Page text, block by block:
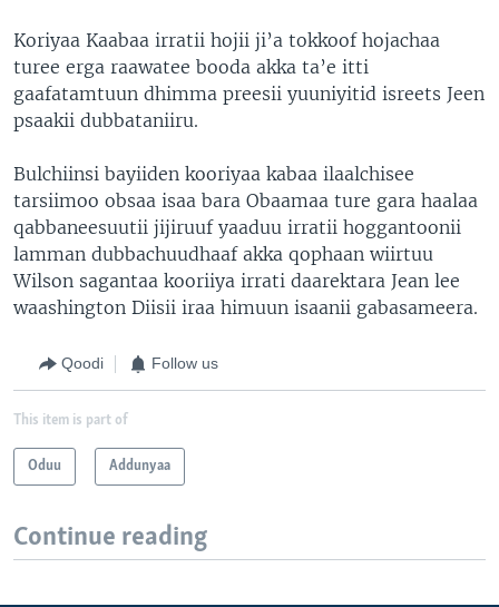
Koriyaa Kaabaa irratii hojii ji’a tokkoof hojachaa
turee erga raawatee booda akka ta’e itti
gaafatamtuun dhimma preesii yuuniyitid isreets Jeen
psaakii dubbataniiru.
Bulchiinsi bayiiden kooriyaa kabaa ilaalchisee
tarsiimoo obsaa isaa bara Obaamaa ture gara haalaa
qabbaneesuutii jijiruuf yaaduu irratii hoggantoonii
lamman dubbachuudhaaf akka qophaan wiirtuu
Wilson sagantaa kooriiya irrati daarektara Jean lee
waashington Diisii iraa himuun isaanii gabasameera.
Qoodi Follow us
This item is part of
Oduu Addunyaa
Continue reading